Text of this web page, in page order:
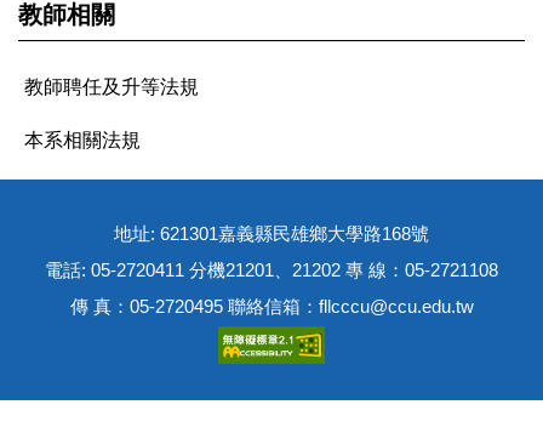
教師相關
教師聘任及升等法規
本系相關法規
地址: 621301嘉義縣民雄鄉大學路168號
電話: 05-2720411 分機21201、21202 專 線：05-2721108
傳 真：05-2720495 聯絡信箱：fllcccu@ccu.edu.tw